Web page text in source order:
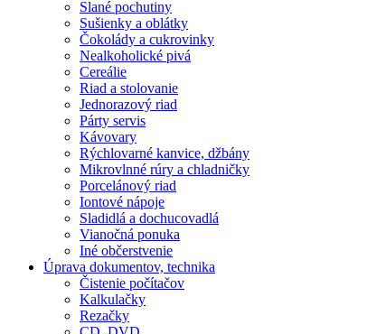
Slané pochutiny
Sušienky a oblátky
Čokolády a cukrovinky
Nealkoholické pivá
Cereálie
Riad a stolovanie
Jednorazový riad
Párty servis
Kávovary
Rýchlovarné kanvice, džbány
Mikrovlnné rúry a chladničky
Porcelánový riad
Iontové nápoje
Sladidlá a dochucovadlá
Vianočná ponuka
Iné občerstvenie
Úprava dokumentov, technika
Čistenie počítačov
Kalkulačky
Rezačky